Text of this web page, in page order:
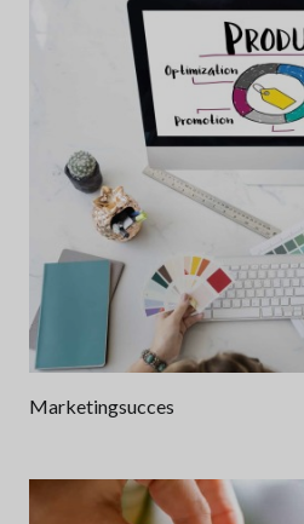
Marketingsucces